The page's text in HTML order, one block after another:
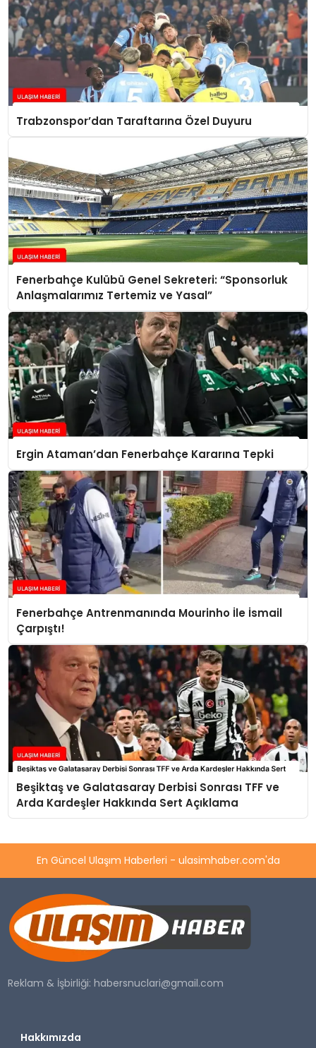
Trabzonspor’dan Taraftarına Özel Duyuru
Fenerbahçe Kulübü Genel Sekreteri: “Sponsorluk
Anlaşmalarımız Tertemiz ve Yasal”
Ergin Ataman’dan Fenerbahçe Kararına Tepki
Fenerbahçe Antrenmanında Mourinho İle İsmail
Çarpıştı!
Beşiktaş ve Galatasaray Derbisi Sonrası TFF ve
Arda Kardeşler Hakkında Sert Açıklama
En Güncel Ulaşım Haberleri - ulasimhaber.com'da
Reklam & İşbirliği:habersnuclari@gmail.com
Hakkımızda